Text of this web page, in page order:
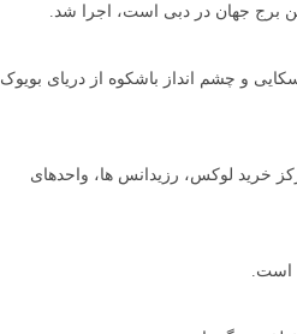
برج جهان در دبی است، اجرا شد.
و چشم انداز باشکوه از دریای بویوک
ها، مرکز خرید لوکس، رزیدانس ها، واحدهای